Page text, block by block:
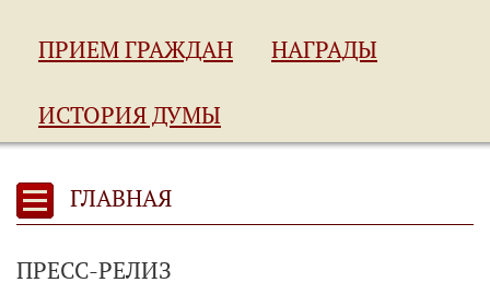
ПРИЕМ ГРАЖДАН НАГРАДЫ
ИСТОРИЯ ДУМЫ
ГЛАВНАЯ
ПРЕСС-РЕЛИЗ